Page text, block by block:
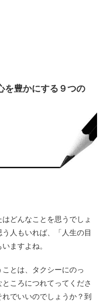
を豊かにする９つの
どんなことを思うでしょ
人もいれば、「人生の目
ますよね。
とは、タクシーにのっ
ころにつれてってくださ
でいいのでしょうか？到